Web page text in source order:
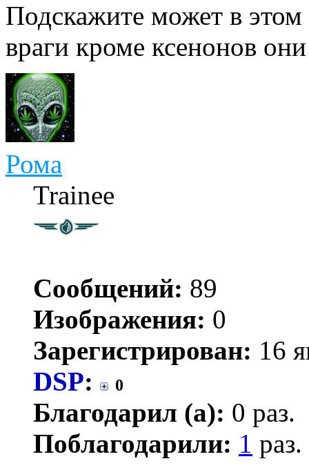
Подскажите может в
враги кроме ксенонов
Рома
Trainee
Сообщений: 89
Изображения: 0
Зарегистрирован: 16
DSP: 0
Благодарил (а): 0 раз.
Поблагодарили: 1 раз.